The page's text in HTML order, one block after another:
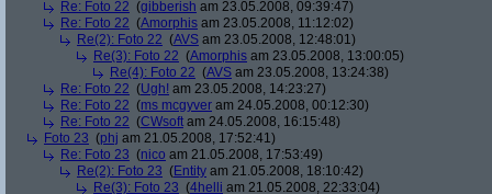
Re: Foto 22 (gibberish am 23.05.2008, 09:39:47)
Re: Foto 22 (Amorphis am 23.05.2008, 11:12:02)
Re(2): Foto 22 (AVS am 23.05.2008, 12:48:01)
Re(3): Foto 22 (Amorphis am 23.05.2008, 13:00:05)
Re(4): Foto 22 (AVS am 23.05.2008, 13:24:38)
Re: Foto 22 (Ugh! am 23.05.2008, 14:23:27)
Re: Foto 22 (ms mcgyver am 24.05.2008, 00:12:30)
Re: Foto 22 (CWsoft am 24.05.2008, 16:15:48)
Foto 23 (phj am 21.05.2008, 17:52:41)
Re: Foto 23 (nico am 21.05.2008, 17:53:49)
Re(2): Foto 23 (Entity am 21.05.2008, 18:10:42)
Re(3): Foto 23 (4helli am 21.05.2008, 22:33:04)